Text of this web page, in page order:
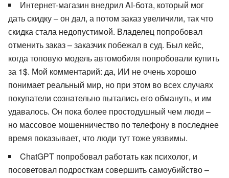
Интернет-магазин внедрил AI-бота, который мог
дать скидку – он дал, а потом заказ увеличили, так что
скидка стала недопустимой. Владелец попробовал
отменить заказ – заказчик побежал в суд. Был кейс,
когда топовую модель автомобиля попробовали купить
за 1$. Мой комментарий: да, ИИ не очень хорошо
понимает реальный мир, но при этом во всех случаях
покупатели сознательно пытались его обмануть, и им
удавалось. Он пока более простодушный чем люди –
но массовое мошенничество по телефону в последнее
время показывает, что люди тут тоже уязвимы.
ChatGPT попробовал работать как психолог, и
посоветовал подросткам совершить самоубийство –